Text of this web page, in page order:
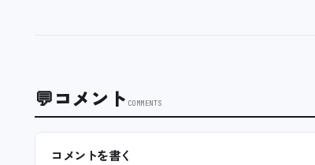
💬コメント COMMENTS
コメントを書く